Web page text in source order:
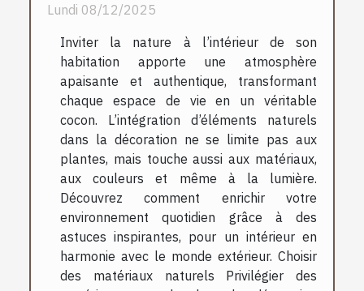
Lundi 08/12/2025
Inviter la nature à l’intérieur de son
habitation apporte une atmosphère
apaisante et authentique, transformant
chaque espace de vie en un véritable
cocon. L’intégration d’éléments naturels
dans la décoration ne se limite pas aux
plantes, mais touche aussi aux matériaux,
aux couleurs et même à la lumière.
Découvrez comment enrichir votre
environnement quotidien grâce à des
astuces inspirantes, pour un intérieur en
harmonie avec le monde extérieur. Choisir
des matériaux naturels Privilégier des